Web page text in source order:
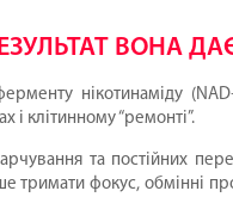
ВОНА
нікотинаміду
і клітинному “ремонті”.
та постійних
тримати фокус, обмінні